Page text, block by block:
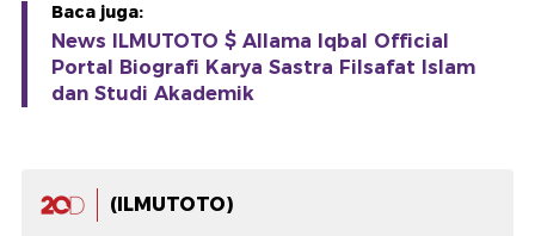
Baca juga:
News ILMUTOTO $ Allama Iqbal Official
Portal Biografi Karya Sastra Filsafat Islam
dan Studi Akademik
(ILMUTOTO)